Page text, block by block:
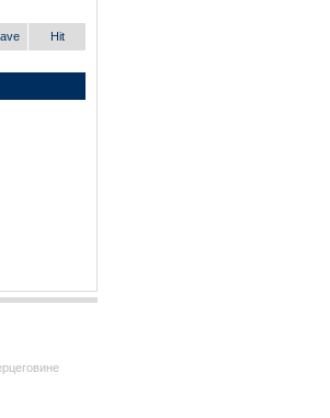
Hit